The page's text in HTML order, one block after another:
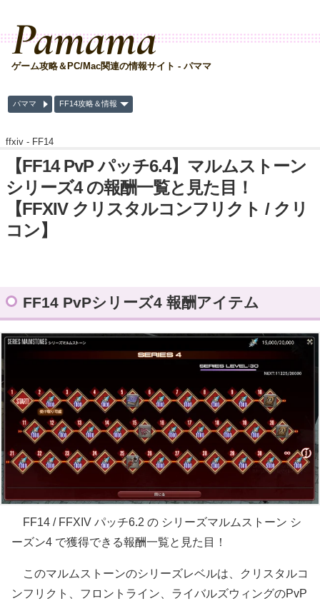
Pamama
ゲーム攻略＆PC/Mac関連の情報サイト - パママ
パママ FF14攻略＆情報
ffxiv - FF14
【FF14 PvP パッチ6.4】マルムストーン
シリーズ4 の報酬一覧と見た目！
【FFXIV クリスタルコンフリクト / クリ
コン】
FF14 PvPシリーズ4 報酬アイテム
FF14 / FFXIV パッチ6.2 の シリーズマルムストーン シ
ーズン4 で獲得できる報酬一覧と見た目！
このマルムストーンのシリーズレベルは、クリスタルコ
ンフリクト、フロントライン、ライバルズウィングのPvP